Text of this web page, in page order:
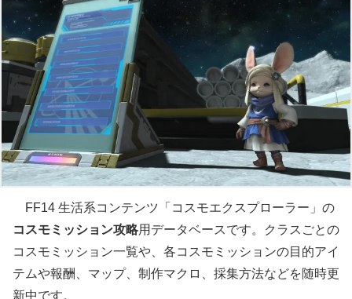
FF14 生活系コンテンツ「コスモエクスプローラー」の
コスモミッション攻略用データベースです。クラスごとの
コスモミッション一覧や、各コスモミッションの目的アイ
テムや報酬、マップ、制作マクロ、採集方法などを随時更
新中です。